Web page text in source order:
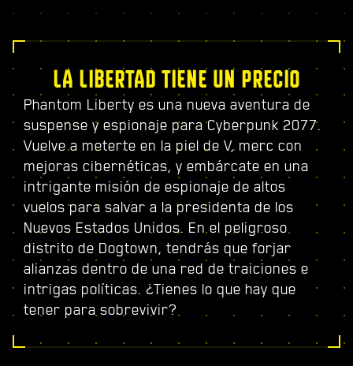
LA LIBERTAD TIENE UN PRECIO
Phantom Liberty es una nueva aventura de
suspense y espionaje para Cyberpunk 2077.
Vuelve a meterte en la piel de V, merc con
mejoras cibernéticas, y embárcate en una
intrigante misión de espionaje de altos
vuelos para salvar a la presidenta de los
Nuevos Estados Unidos. En el peligroso
distrito de Dogtown, tendrás que forjar
alianzas dentro de una red de traiciones e
intrigas políticas. ¿Tienes lo que hay que
tener para sobrevivir?